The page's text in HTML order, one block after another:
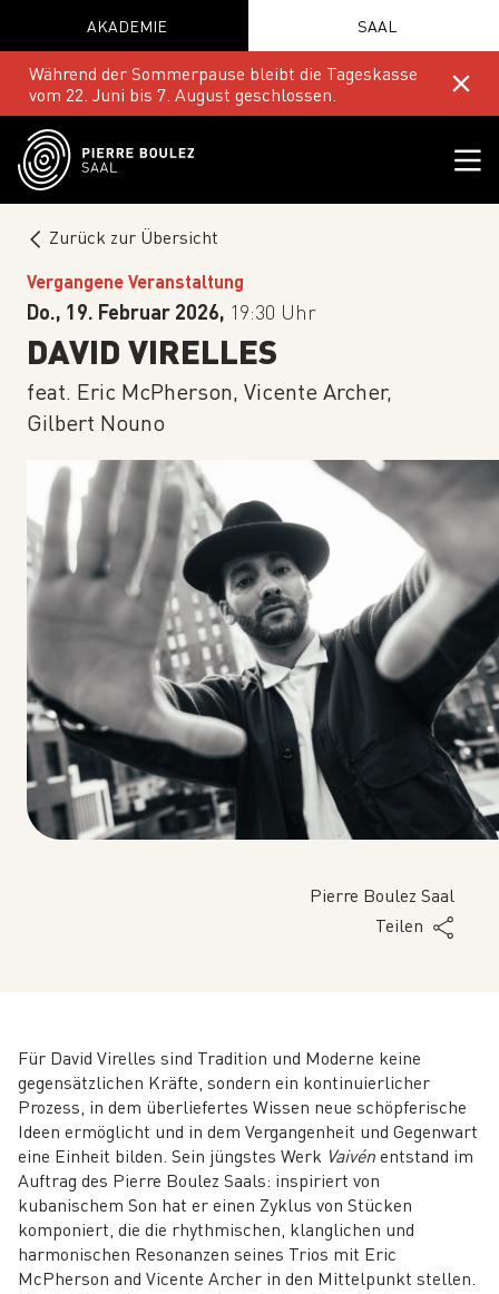
AKADEMIE SAAL
Während der Sommerpause bleibt die Tageskasse
vom 22. Juni bis 7. August geschlossen.
Zurück zur Übersicht
Vergangene Veranstaltung
Do., 19. Februar 2026, 19:30 Uhr
DAVID VIRELLES
feat. Eric McPherson, Vicente Archer,
Gilbert Nouno
Pierre Boulez Saal
Teilen
Für David Virelles sind Tradition und Moderne keine
gegensätzlichen Kräfte, sondern ein kontinuierlicher
Prozess, in dem überliefertes Wissen neue schöpferische
Ideen ermöglicht und in dem Vergangenheit und Gegenwart
eine Einheit bilden. Sein jüngstes Werk Vaivénentstand im
Auftrag des Pierre Boulez Saals: inspiriert von
kubanischem Son hat er einen Zyklus von Stücken
komponiert, die die rhythmischen, klanglichen und
harmonischen Resonanzen seines Trios mit Eric
McPherson and Vicente Archer in den Mittelpunkt stellen.